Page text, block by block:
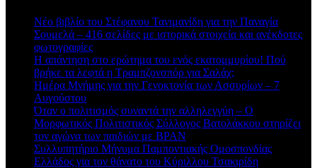
Νέο βιβλίο του Στέφανου Τανιμανίδη για την Παναγία
Σουμελά – 416 σελίδες με ιστορικά στοιχεία και ανέκδοτες
φωτογραφίες
Η απάντηση στο ερώτημα του ενός εκατομμυρίου! Πού
βρήκε τα λεφτά η Τραμπζονσπόρ για Σαλάχ;
Ημέρα Μνήμης για την Γενοκτονία των Ασσυρίων – 7
Αυγούστου
Όταν ο πολιτισμός συναντά την αλληλεγγύη – Ο
Μορφωτικός Πολιτιστικός Σύλλογος Βατολάκκου στηρίζει
τον αγώνα των παιδιών με BPAN
Συλλυπητήριο Μήνυμα Παμποντιακής Ομοσπονδίας
Ελλάδος για τον θάνατο του Κύριλλου Τσακιρίδη